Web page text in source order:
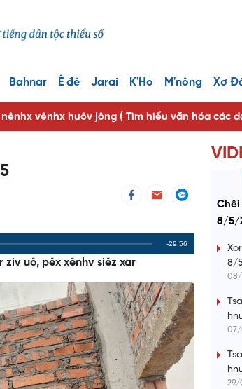
Bahnar Ê đê Jarai K'Ho M'nông Xơ
vênhx huôv jông ( Tìm hiểu văn hóa các
Remaining
-29:56
uô, pêx xênhv siêz xar
Chêi
8/5/
8/
08/
07/
29/